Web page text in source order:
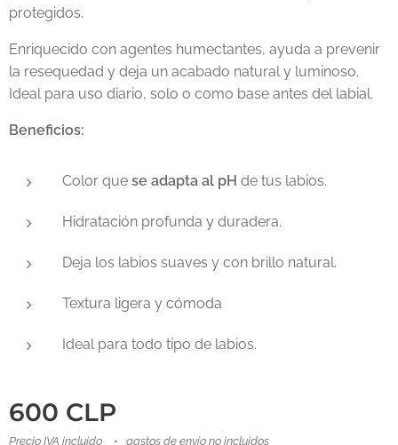
protegidos.
Enriquecido con agentes humectantes, ayuda a prevenir
la resequedad y deja un acabado natural y luminoso.
Ideal para uso diario, solo o como base antes del labial.
Beneficios:
Color que se adapta al pH de tus labios.
Hidratación profunda y duradera.
Deja los labios suaves y con brillo natural.
Textura ligera y cómoda
Ideal para todo tipo de labios.
600 CLP
Precio IVA incluido gastos de envío no incluidos